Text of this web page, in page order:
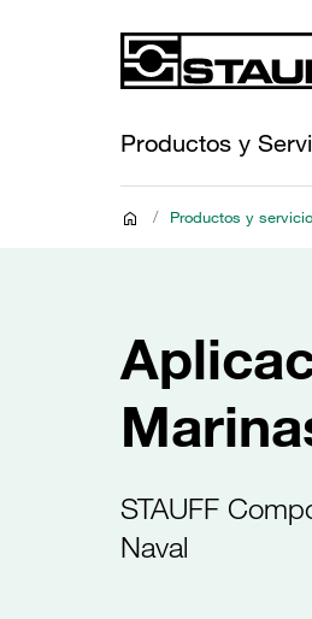
Productos y
/ Productos y
STAUFF
Naval